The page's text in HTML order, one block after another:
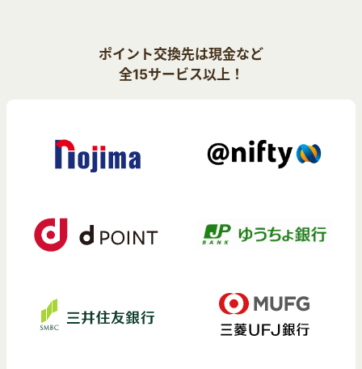
ポイント交換先は現金など
全15サービス以上！